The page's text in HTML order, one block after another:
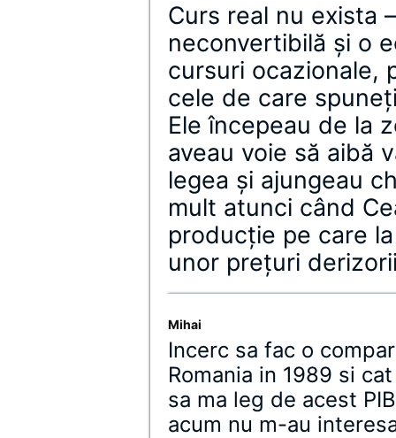
Curs real nu exista
neconvertibilă şi o
cursuri ocazionale,
cele de care
Ele începeau de la
aveau voie să aibă
legea şi ajungeau
mult atunci când
producţie pe care
unor preţuri
Mihai
Incerc sa fac o
Romania in 1989 si
sa ma leg de acest
acum nu m-au